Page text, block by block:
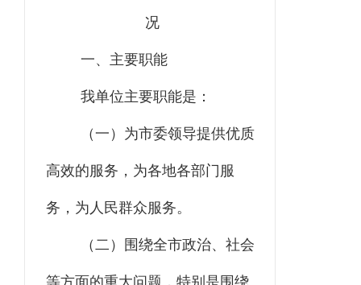
况
一、主要职能
我单位主要职能是：
（一）为市委领导提供优质
高效的服务，为各地各部门服
务，为人民群众服务。
（二）围绕全市政治、社会